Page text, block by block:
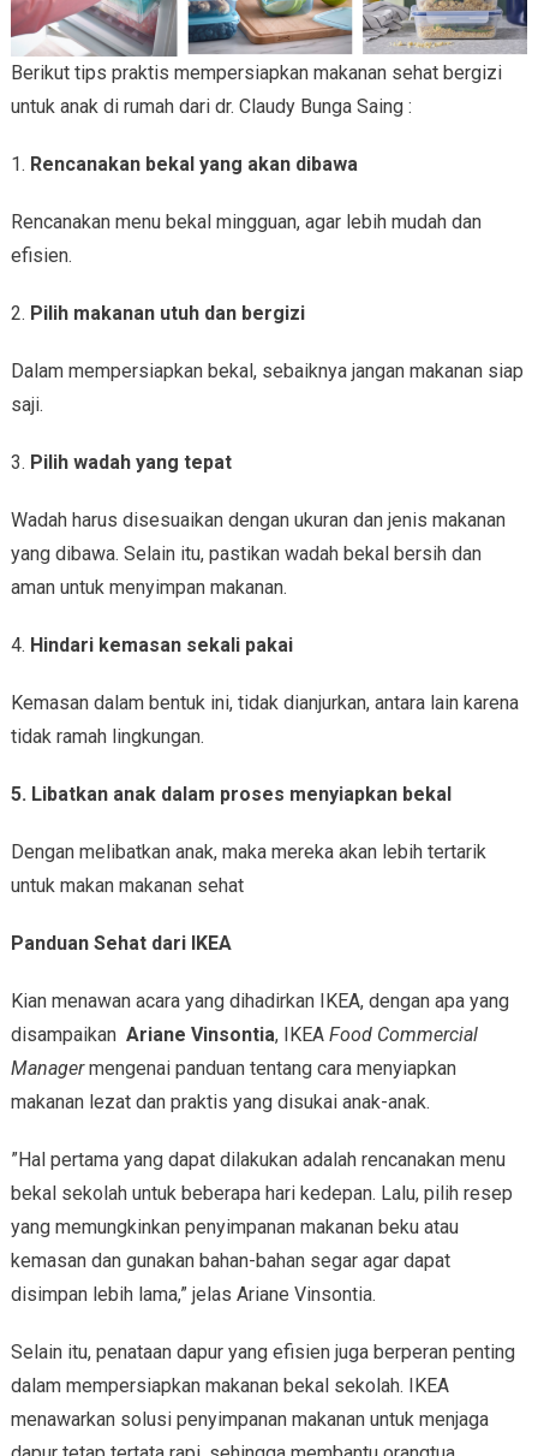
Berikut tips praktis mempersiapkan makanan sehat bergizi
untuk anak di rumah dari dr. Claudy Bunga Saing :
1. Rencanakan bekal yang akan dibawa
Rencanakan menu bekal mingguan, agar lebih mudah dan
efisien.
2. Pilih makanan utuh dan bergizi
Dalam mempersiapkan bekal, sebaiknya jangan makanan siap
saji.
3. Pilih wadah yang tepat
Wadah harus disesuaikan dengan ukuran dan jenis makanan
yang dibawa. Selain itu, pastikan wadah bekal bersih dan
aman untuk menyimpan makanan.
4. Hindari kemasan sekali pakai
Kemasan dalam bentuk ini, tidak dianjurkan, antara lain karena
tidak ramah lingkungan.
5. Libatkan anak dalam proses menyiapkan bekal
Dengan melibatkan anak, maka mereka akan lebih tertarik
untuk makan makanan sehat
Panduan Sehat dari IKEA
Kian menawan acara yang dihadirkan IKEA, dengan apa yang
disampaikan Ariane Vinsontia, IKEA Food Commercial
Managermengenai panduan tentang cara menyiapkan
makanan lezat dan praktis yang disukai anak-anak.
”Hal pertama yang dapat dilakukan adalah rencanakan menu
bekal sekolah untuk beberapa hari kedepan. Lalu, pilih resep
yang memungkinkan penyimpanan makanan beku atau
kemasan dan gunakan bahan-bahan segar agar dapat
disimpan lebih lama,” jelas Ariane Vinsontia.
Selain itu, penataan dapur yang efisien juga berperan penting
dalam mempersiapkan makanan bekal sekolah. IKEA
menawarkan solusi penyimpanan makanan untuk menjaga